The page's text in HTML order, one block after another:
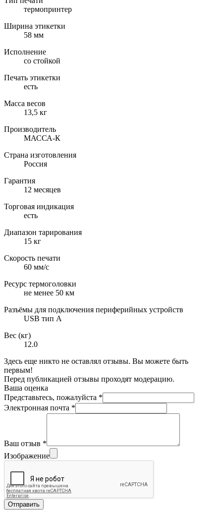
термопринтер
Ширина этикетки
58 мм
Исполнение
со стойкой
Печать этикетки
есть
Масса весов
13,5 кг
Производитель
МАССА-К
Страна изготовления
Россия
Гарантия
12 месяцев
Торговая индикация
есть
Диапазон тарирования
15 кг
Скорость печати
60 мм/с
Ресурс термоголовки
не менее 50 км
Разъёмы для подключения периферийных устройств
USB тип А
Вес (кг)
12.0
Здесь еще никто не оставлял отзывы. Вы можете быть
первым!
Перед публикацией отзывы проходят модерацию.
Ваша оценка
Представьтесь, пожалуйста *
Электронная почта *
Ваш отзыв *
Изображение
Отправить